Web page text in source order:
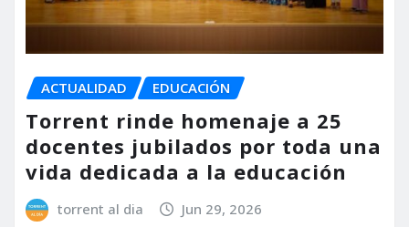
ACTUALIDAD EDUCACIÓN
Torrent rinde homenaje a 25
docentes jubilados por toda una
vida dedicada a la educación
torrent al dia Jun 29, 2026